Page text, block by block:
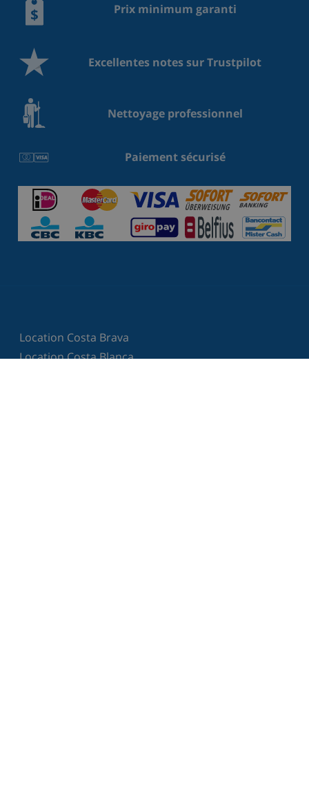
Prix minimum garanti
Excellentes notes sur Trustpilot
Nettoyage professionnel
Paiement sécurisé
Location Costa Brava
Location Costa Blanca